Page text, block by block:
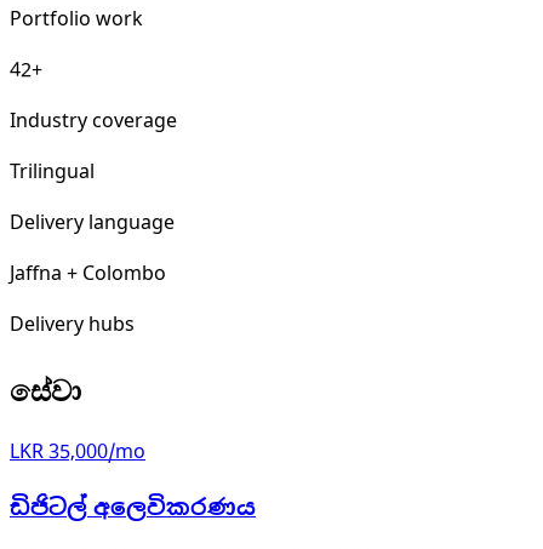
Portfolio work
42+
Industry coverage
Trilingual
Delivery language
Jaffna + Colombo
Delivery hubs
සේවා
LKR 35,000/mo
ඩිජිටල් අලෙවිකරණය